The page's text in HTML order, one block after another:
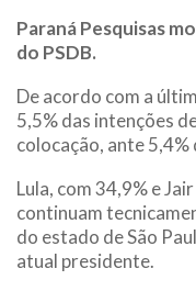
Paraná Pesquisas
do PSDB.
De acordo com a
5,5% das intenções
colocação, ante
Lula, com 34,9% e
continuam
do estado de São
atual presidente.